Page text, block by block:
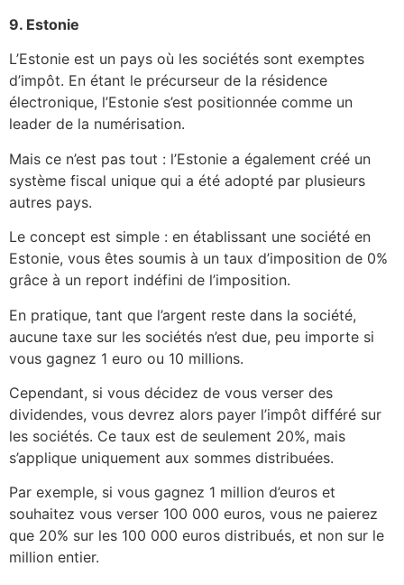
9. Estonie
L’Estonie est un pays où les sociétés sont exemptes
d’impôt. En étant le précurseur de la résidence
électronique, l’Estonie s’est positionnée comme un
leader de la numérisation.
Mais ce n’est pas tout : l’Estonie a également créé un
système fiscal unique qui a été adopté par plusieurs
autres pays.
Le concept est simple : en établissant une société en
Estonie, vous êtes soumis à un taux d’imposition de 0%
grâce à un report indéfini de l’imposition.
En pratique, tant que l’argent reste dans la société,
aucune taxe sur les sociétés n’est due, peu importe si
vous gagnez 1 euro ou 10 millions.
Cependant, si vous décidez de vous verser des
dividendes, vous devrez alors payer l’impôt différé sur
les sociétés. Ce taux est de seulement 20%, mais
s’applique uniquement aux sommes distribuées.
Par exemple, si vous gagnez 1 million d’euros et
souhaitez vous verser 100 000 euros, vous ne paierez
que 20% sur les 100 000 euros distribués, et non sur le
million entier.